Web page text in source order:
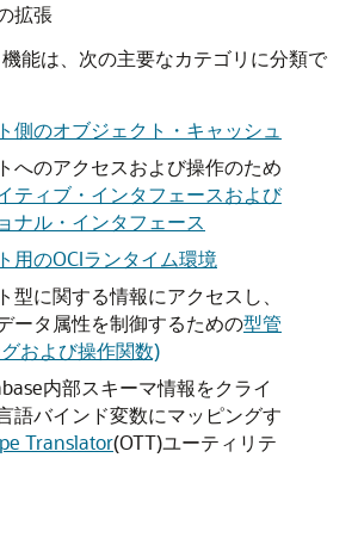
拡張
能は、次の主要なカテゴリに分類で
側のオブジェクト・キャッシュ
へのアクセスおよび操作のため
ティブ・インタフェースおよび
ナル・インタフェース
用のOCIランタイム環境
型に関する情報にアクセスし、
ータ属性を制御するための型管
および操作関数)
内部スキーマ情報をクライ
語バインド変数にマッピングす
Translator(OTT)ユーティリテ